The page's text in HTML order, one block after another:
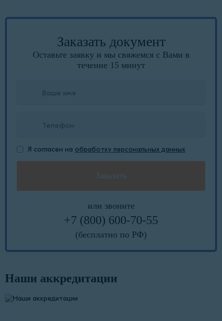
Заказать документ
Оставьте заявку и мы свяжемся с Вами в
течение 15 минут
Я согласен на обработку персональных данных
или звоните
+7 (800) 600-70-55
(бесплатно по РФ)
Наши аккредитации